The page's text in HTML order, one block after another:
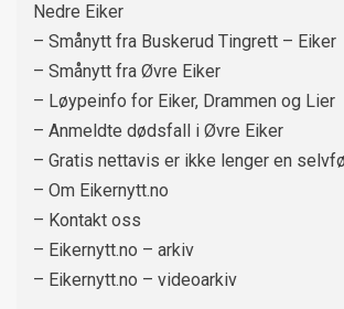
Nedre Eiker
– Smånytt fra Buskerud Tingrett – Eiker
– Smånytt fra Øvre Eiker
– Løypeinfo for Eiker, Drammen og Lier
– Anmeldte dødsfall i Øvre Eiker
– Gratis nettavis er ikke lenger en
– Om Eikernytt.no
– Kontakt oss
– Eikernytt.no – arkiv
– Eikernytt.no – videoarkiv